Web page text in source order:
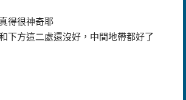
得很神奇耶
下方這二處還沒好，中間地帶都好了